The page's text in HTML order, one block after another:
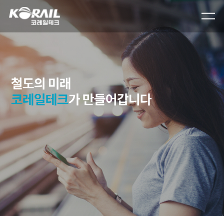
메인
비주얼
및
공지사항
슬라이드
철도의 미래
코레 일테크가 만들어갑니다